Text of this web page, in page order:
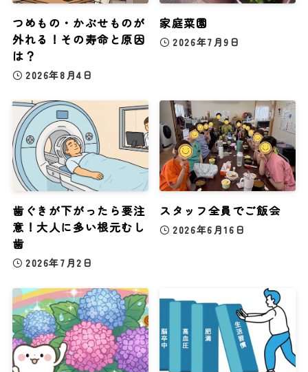
つめもの・かぶせものが
外れる！その寿命と原因
は？
2026年8月4日
家庭菜園
2026年7月9日
歯ぐきが下がったら要注
意！大人に多い根元むし
歯
2026年7月2日
スタッフ全員でご飯会
2026年6月16日